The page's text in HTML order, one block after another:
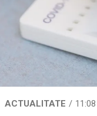
ACTUALITATE